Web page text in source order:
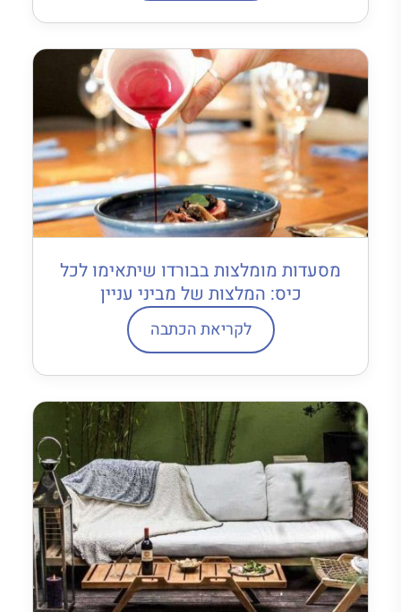
מסעדות מומלצות בבורדו שיתאימו לכל
כיס: המלצות של מביני עניין
לקריאת הכתבה